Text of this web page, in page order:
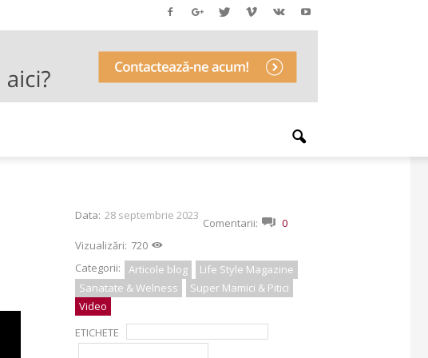
Data: 28 septembrie 2023
Comentarii:
0
Vizualizări: 720
Categorii:
Articole blog
Life Style Magazine
Sanatate & Welness
Super Mamici & Pitici
Video
ETICHETE